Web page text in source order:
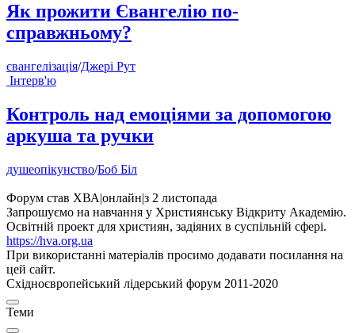
Як прожити Євангелію по-
справжньому?
євангелізація/Джері Рут
Інтерв'ю
Контроль над емоціями за допомогою
аркуша та ручки
душеопікунство/Боб Біл
Форум став ХВА|онлайн|з 2 листопада
Запрошуємо на навчання у Християнську Відкриту Академію.
Освітній проект для християн, задіяних в суспільній сфері.
https://hva.org.ua
При використанні матеріалів просимо додавати посилання на
цей сайт.
Східноєвропейський лідерський форум 2011-2020
Теми